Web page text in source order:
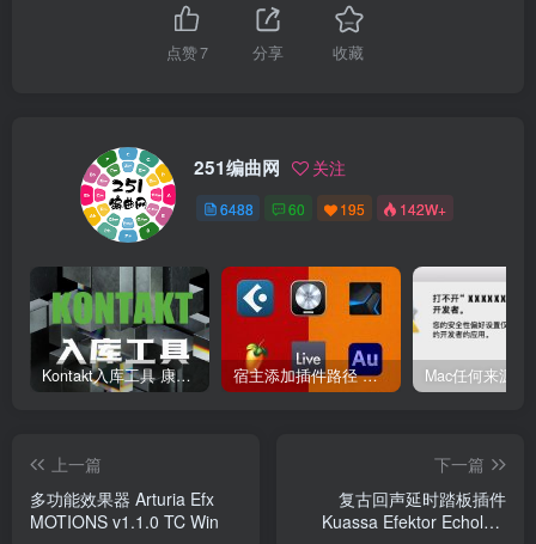
点赞7 分享 收藏
251编曲网 关注
6488 60 195 142W+
Kontakt入库工具 康泰克入库教程 宿主添加插件路径 插件路径设置 VSTPlugins路径
上一篇
多功能效果器 Arturia Efx
MOTIONS v1.1.0 TC Win
下一篇
复古回声延时踏板插件
Kuassa Efektor Echolyte